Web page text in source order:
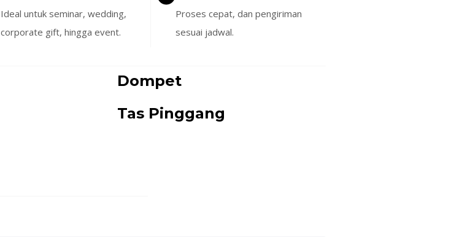
Ideal untuk seminar, wedding,
corporate gift, hingga event.
Proses cepat, dan pengiriman
sesuai jadwal.
Dompet
Tas Pinggang